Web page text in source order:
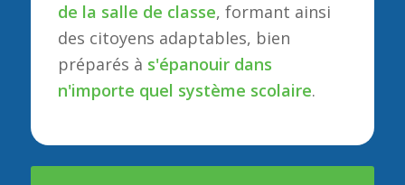
de la salle de classe, formant ainsi
des citoyens adaptables, bien
préparés à s'épanouir dans
n'importe quel système scolaire.